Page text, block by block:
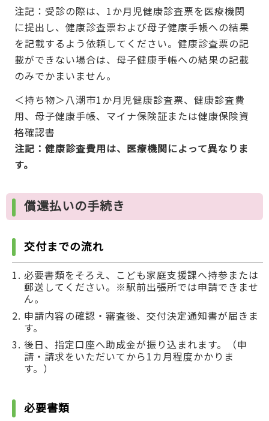
注記：受診の際は、1か月児健康診査票を医療機関
に提出し、健康診査票および母子健康手帳への結果
を記載するよう依頼してください。健康診査票の記
載ができない場合は、母子健康手帳への結果の記載
のみでかまいません。
＜持ち物＞八潮市1か月児健康診査票、健康診査費
用、母子健康手帳、マイナ保険証または健康保険資
格確認書
注記：健康診査費用は、医療機関によって異なりま
す。
償還払いの手続き
交付までの流れ
必要書類をそろえ、こども家庭支援課へ持参または
郵送してください。※駅前出張所では申請できませ
ん。
申請内容の確認・審査後、交付決定通知書が届きま
す。
後日、指定口座へ助成金が振り込まれます。（申
請・請求をいただいてから1カ月程度かかりま
す。）
必要書類